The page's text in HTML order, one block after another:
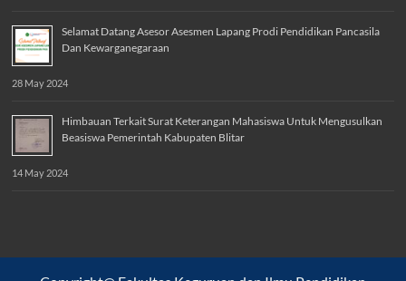
Selamat Datang Asesor Asesmen Lapang Prodi Pendidikan Pancasila
Dan Kewarganegaraan
28 May 2024
Himbauan Terkait Surat Keterangan Mahasiswa Untuk Mengusulkan
Beasiswa Pemerintah Kabupaten Blitar
14 May 2024